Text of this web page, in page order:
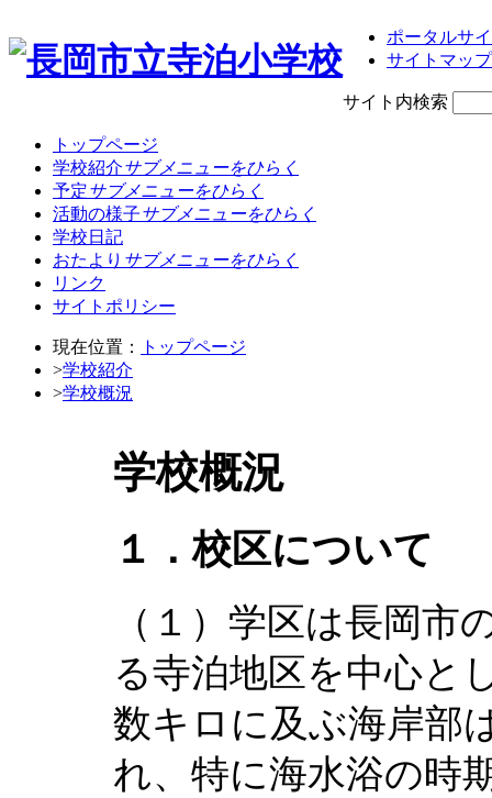
ポータルサ
サイトマップ
サイト内検索
トップページ
学校紹介サブメニューをひらく
予定サブメニューをひらく
活動の様子サブメニューをひらく
学校日記
おたより サブメニューをひらく
リンク
サイトポリシー
現在位置：
トップページ
>学校紹介
>学校概況
学校概況
１．校区について
（１）学区は長岡市
る寺泊地区を中心と
数キロに及ぶ海岸部
れ、特に海水浴の時